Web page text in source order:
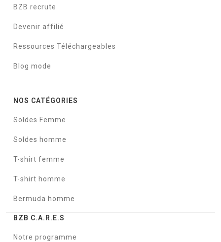
BZB recrute
Devenir affilié
Ressources Téléchargeables
Blog mode
NOS CATÉGORIES
Soldes Femme
Soldes homme
T-shirt femme
T-shirt homme
Bermuda homme
BZB C.A.R.E.S
Notre programme